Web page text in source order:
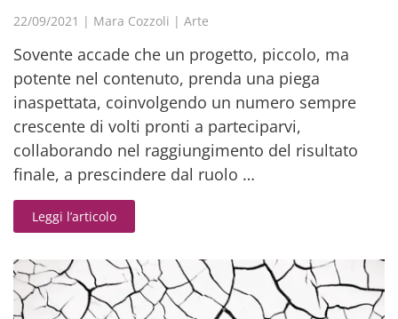
22/09/2021 | Mara Cozzoli | Arte
Sovente accade che un progetto, piccolo, ma
potente nel contenuto, prenda una piega
inaspettata, coinvolgendo un numero sempre
crescente di volti pronti a parteciparvi,
collaborando nel raggiungimento del risultato
finale, a prescindere dal ruolo …
Leggi l’articolo